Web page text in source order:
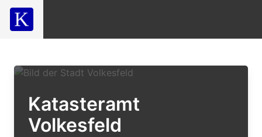
Katasteramt
Volkesfeld